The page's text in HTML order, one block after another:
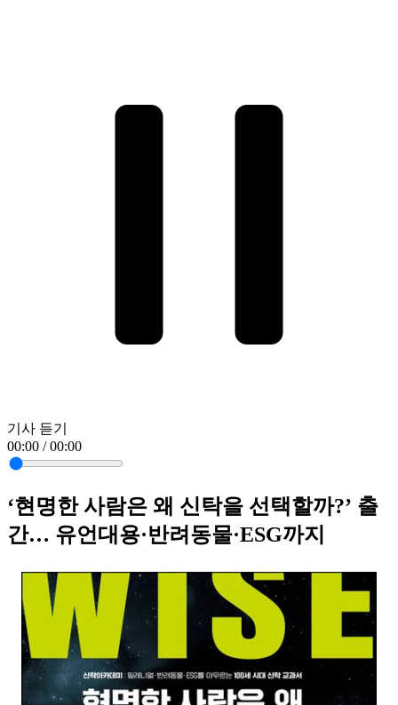
기사 듣기
00:00 / 00:00
‘현명한 사람은 왜 신탁을 선택할까?’ 출
간… 유언대용·반려동물·ESG까지